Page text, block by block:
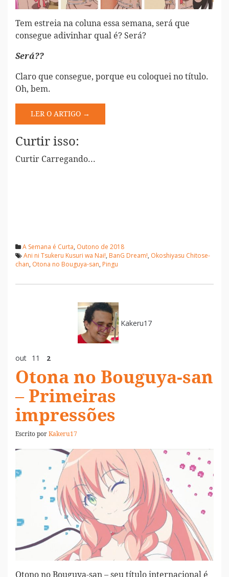
Tem estreia na coluna essa semana, será que
consegue adivinhar qual é? Será?
Será??
Claro que consegue, porque eu coloquei no título.
Oh, bem.
LER O ARTIGO →
Curtir isso:
Curtir Carregando...
A Semana é Curta, Outono de 2018
Ani ni Tsukeru Kusuri wa Nai!, BanG Dream!, Okoshiyasu Chitose-
chan, Otona no Bouguya-san, Pingu
Kakeru17
out 11 2
Otona no Bouguya-san
– Primeiras
impressões
Escrito porKakeru17